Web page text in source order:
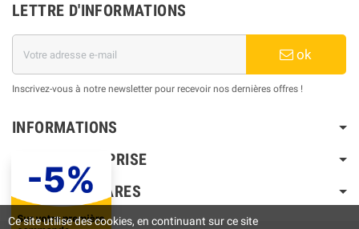
LETTRE D'INFORMATIONS
ok
Inscrivez-vous à notre newsletter pour recevoir nos dernières offres !
INFORMATIONS
NOTRE ENTREPRISE
PRODUITS PHARES
Ce site utilise des cookies, en continuant sur ce site